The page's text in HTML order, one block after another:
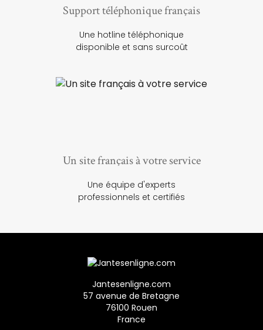
Support téléphonique français
Une hotline téléphonique
disponible et sans surcoût
Un site français à votre service
Une équipe d'experts
professionnels et certifiés
Jantesenligne.com
57 avenue de Bretagne
76100 Rouen
France